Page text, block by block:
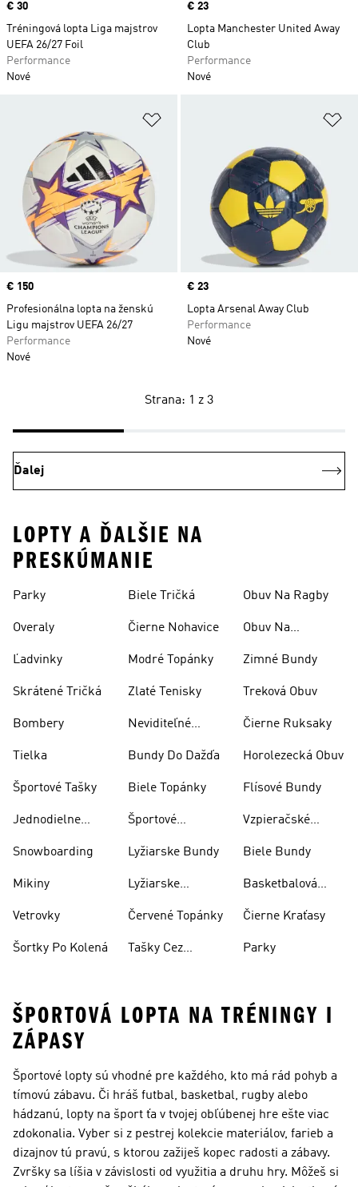
Price
€ 30
Tréningová lopta Liga majstrov
UEFA 26/27 Foil
Performance
Nové
Price
€ 23
Lopta Manchester United Away
Club
Performance
Nové
Pridať do zoznamu želaných
Price
€ 150
Profesionálna lopta na ženskú
Ligu majstrov UEFA 26/27
Performance
Nové
Price
€ 23
Lopta Arsenal Away Club
Performance
Nové
Strana: 1 z 3
Ďalej
LOPTY A ĎALŠIE NA
PRESKÚMANIE
Parky
Overaly
Ľadvinky
Skrátené Tričká
Bombery
Tielka
Športové Tašky
Jednodielne
Snowboarding
Mikiny
Vetrovky
Šortky Po Kolená
Biele Tričká
Čierne Nohavice
Modré Topánky
Zlaté Tenisky
Neviditeľné
Bundy Do Dažďa
Biele Topánky
Športové
Lyžiarske Bundy
Lyžiarske
Červené Topánky
Tašky Cez
Obuv Na Ragby
Obuv Na
Zimné Bundy
Treková Obuv
Čierne Ruksaky
Horolezecká Obuv
Flísové Bundy
Vzpieračské
Biele Bundy
Basketbalová
Čierne Kraťasy
Parky
ŠPORTOVÁ LOPTA NA TRÉNINGY I
ZÁPASY
Športové lopty sú vhodné pre každého, kto má rád pohyb a
tímovú zábavu. Či hráš futbal, basketbal, rugby alebo
hádzanú, lopty na šport ťa v tvojej obľúbenej hre ešte viac
zdokonalia. Vyber si z pestrej kolekcie materiálov, farieb a
dizajnov tú pravú, s ktorou zažiješ kopec radosti a zábavy.
Zvršky sa líšia v závislosti od využitia a druhu hry. Môžeš si